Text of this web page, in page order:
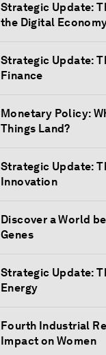
Strategic Update:
the Digital
Strategic Update:
Finance
Monetary Policy:
Things Land?
Strategic Update:
Innovation
Discover a World
Genes
Strategic Update:
Energy
Fourth Industrial
Impact on Women